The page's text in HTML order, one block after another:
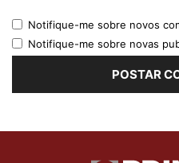
Notifique-me sobre novos
Notifique-me sobre novas